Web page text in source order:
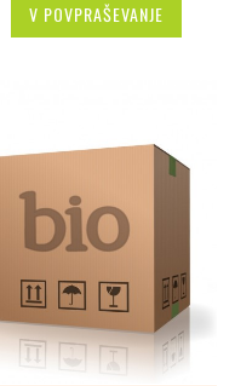
V POVPRAŠEVANJE